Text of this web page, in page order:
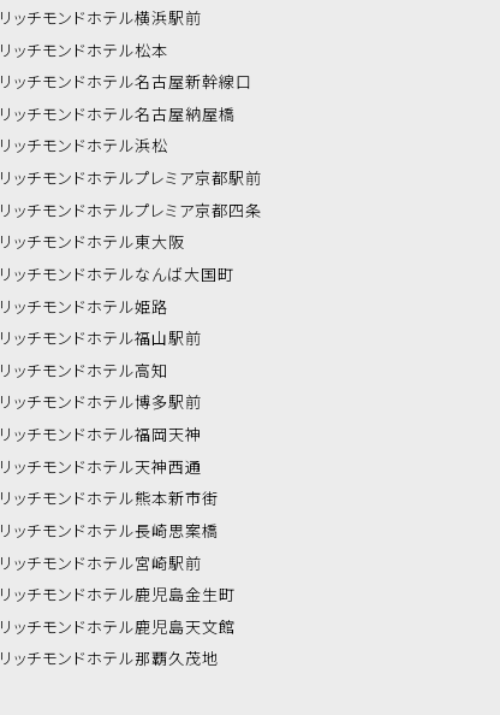
リッチモンドホテル横浜駅前
リッチモンドホテル松本
リッチモンドホテル名古屋新幹線口
リッチモンドホテル名古屋納屋橋
リッチモンドホテル浜松
リッチモンドホテルプレミア京都駅前
リッチモンドホテルプレミア京都四条
リッチモンドホテル東大阪
リッチモンドホテルなんば大国町
リッチモンドホテル姫路
リッチモンドホテル福山駅前
リッチモンドホテル高知
リッチモンドホテル博多駅前
リッチモンドホテル福岡天神
リッチモンドホテル天神西通
リッチモンドホテル熊本新市街
リッチモンドホテル長崎思案橋
リッチモンドホテル宮崎駅前
リッチモンドホテル鹿児島金生町
リッチモンドホテル鹿児島天文館
リッチモンドホテル那覇久茂地